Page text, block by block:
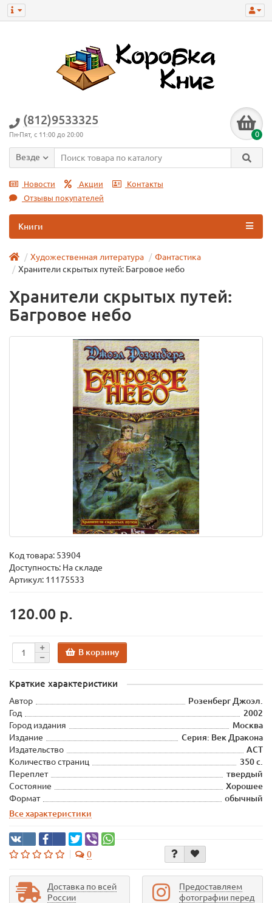
(812)9533325
Пн-Пят, с 11:00 до 20:00 0
Везде
Новости Акции
Контакты
Отзывы покупателей
Книги
Художественная литература
Фантастика
Хранители скрытых путей: Багровое небо
Хранители скрытых путей:
Багровое небо
Код товара: 53904
Доступность: На складе
Артикул: 11175533
120.00 р.
В корзину
Краткие характеристики
Автор
Розенберг Джоэл.
Год
2002
Город издания
Москва
Издание
Серия: Век Дракона
Издательство
АСТ
Количество страниц
350 с.
Переплет
твердый
Состояние
Хорошее
Формат
обычный
Все характеристики
0
Доставка по всей
России
Предоставляем
фотографии перед